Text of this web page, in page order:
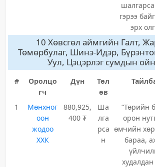
гэрээ
эрх
10 Хөвсгөл аймгийн Галт,
Төмөрбулаг, Шинэ-Идэр,
Уул, Цэцэрлэг сумдын
#
Оролцо
гч
Дүн
Төл
өв
1
Мөнхног
оон
жодоо
ХХК
880,925,
400 ₮
Ша
лга
рса
н
“Төрийн
орон
өмчийн
бараа,